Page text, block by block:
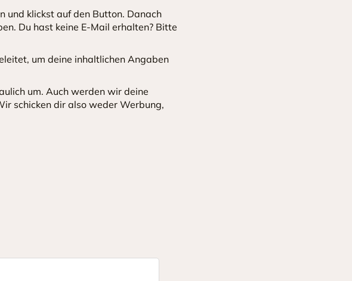
und klickst auf den Button. Danach
Du hast keine E-Mail erhalten? Bitte
um deine inhaltlichen Angaben
um. Auch werden wir deine
schicken dir also weder Werbung,